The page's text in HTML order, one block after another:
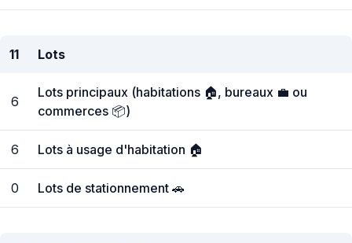
11 Lots
6
Lots principaux (habitations 🏠, bureaux 💼 ou
commerces 📦)
6 Lots à usage d'habitation 🏠
0 Lots de stationnement 🚗